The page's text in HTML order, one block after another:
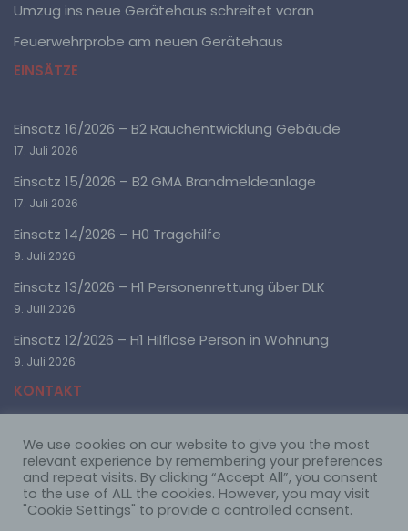
Umzug ins neue Gerätehaus schreitet voran
Feuerwehrprobe am neuen Gerätehaus
EINSÄTZE
Einsatz 16/2026 – B2 Rauchentwicklung Gebäude
17. Juli 2026
Einsatz 15/2026 – B2 GMA Brandmeldeanlage
17. Juli 2026
Einsatz 14/2026 – H0 Tragehilfe
9. Juli 2026
Einsatz 13/2026 – H1 Personenrettung über DLK
9. Juli 2026
Einsatz 12/2026 – H1 Hilflose Person in Wohnung
9. Juli 2026
KONTAKT
Freiwillige Feuerwehr Ötigheim
Mühlstraße 61
76470 Ötigheim
Telefon: 07222 22668
We use cookies on our website to give you the most
relevant experience by remembering your preferences
and repeat visits. By clicking “Accept All”, you consent
to the use of ALL the cookies. However, you may visit
"Cookie Settings" to provide a controlled consent.
a) personenbezogene Daten
beziehen. Als identifizierbar wird eine natürliche Person
angesehen, die direkt oder indirekt, insbesondere
mittels Zuordnung zu einer Kennung wie einem
Namen, zu einer Kennnummer, zu Standortdaten, zu
einer Online-Kennung oder zu einem oder mehreren
besonderen Merkmalen, die Ausdruck der physischen,
wirtschaftlichen, kulturellen oder sozialen Identität
dieser natürlichen Person sind, identifiziert werden
Betroffene Person ist jede identifizierte oder
personenbezogene Daten von dem für die Verarbeitung
c) Verarbeitung
Verarbeitung ist jeder mit oder ohne Hilfe
automatisierter Verfahren ausgeführte Vorgang oder